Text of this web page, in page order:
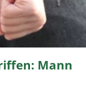
Mann